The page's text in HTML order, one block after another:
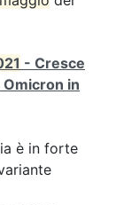
- Cresce
in
è in forte